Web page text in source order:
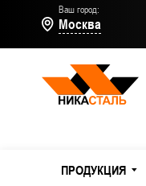
Ваш город:
Москва
ПРОДУКЦИЯ